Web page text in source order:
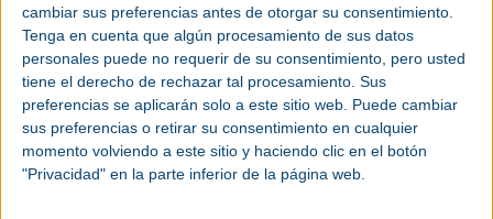
cambiar sus preferencias antes de otorgar su consentimiento.
Tenga en cuenta que algún procesamiento de sus datos
personales puede no requerir de su consentimiento, pero usted
tiene el derecho de rechazar tal procesamiento. Sus
preferencias se aplicarán solo a este sitio web. Puede cambiar
sus preferencias o retirar su consentimiento en cualquier
momento volviendo a este sitio y haciendo clic en el botón
"Privacidad" en la parte inferior de la página web.